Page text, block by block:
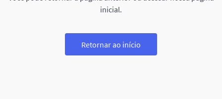
inicial.
Retornar ao início